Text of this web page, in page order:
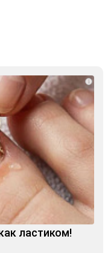
i
ластиком!